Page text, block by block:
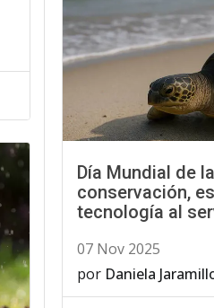
Día Mundial de
conservación,
tecnología al
07 Nov 2025
por Daniela